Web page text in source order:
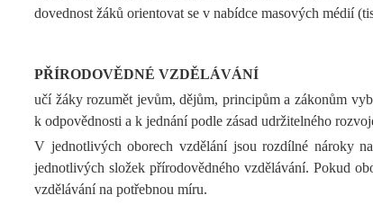
dovednost žáků orientovat se v nabídce masových médií
PŘÍRODOVĚDNÉ VZDĚLÁVÁNÍ
učí žáky rozumět jevům, dějům, principům a zákonům
k odpovědnosti a k jednání podle zásad udržitelného
V jednotlivých oborech vzdělání jsou rozdílné nároky
jednotlivých složek přírodovědného vzdělávání. Pokud
vzdělávání na potřebnou míru.